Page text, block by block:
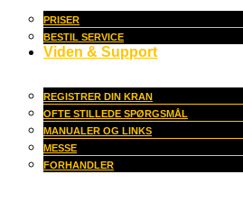
PRISER
BESTIL SERVICE
Viden & Support
REGISTRER DIN KRAN
OFTE STILLEDE SPØRGSMÅL
MANUALER OG LINKS
MESSE
FORHANDLER